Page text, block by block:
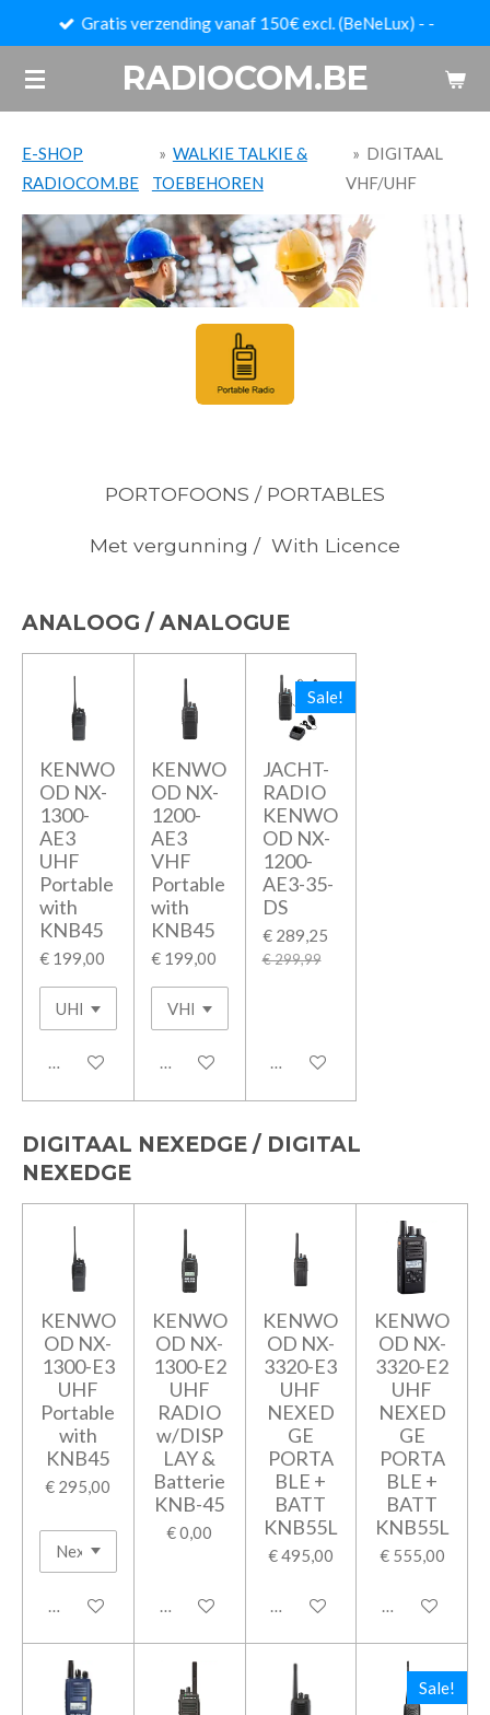
naar
de
RADIOCOM.BE
Gratis verzending vanaf 150€ excl. (BeNeLux) - -
E-SHOP
RADIOCOM.BE
» WALKIE TALKIE &
TOEBEHOREN
» DIGITAAL
VHF/UHF
PORTOFOONS / PORTABLES
Met vergunning / With Licence
ANALOOG / ANALOGUE
KENWO
OD NX-
1300-
AE3
UHF
Portable
with
KNB45
€ 199,00
In winkelwagen
KENWO
OD NX-
1200-
AE3
VHF
Portable
with
KNB45
€ 199,00
In winkelwagen
Sale!
JACHT-
RADIO
KENWO
OD NX-
1200-
AE3-35-
DS
€ 289,25
€ 299,99
In winkelwagen
DIGITAAL NEXEDGE / DIGITAL
NEXEDGE
KENWO
OD NX-
1300-E3
UHF
Portable
with
KNB45
€ 295,00
In winkelwagen
KENWO
OD NX-
1300-E2
UHF
RADIO
w/DISP
LAY &
Batterie
KNB-45
€ 0,00
In winkelwagen
KENWO
OD NX-
3320-E3
UHF
NEXED
GE
PORTA
BLE +
BATT
KNB55L
€ 495,00
In winkelwagen
KENWO
OD NX-
3320-E2
UHF
NEXED
GE
PORTA
BLE +
BATT
KNB55L
€ 555,00
In
Sale!